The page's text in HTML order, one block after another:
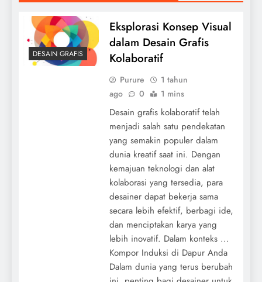
DESAIN GRAFIS
Eksplorasi Konsep Visual
dalam Desain Grafis
Kolaboratif
Purure
1 tahun
ago
0 1 mins
Desain grafis kolaboratif telah
menjadi salah satu pendekatan
yang semakin populer dalam
dunia kreatif saat ini. Dengan
kemajuan teknologi dan alat
kolaborasi yang tersedia, para
desainer dapat bekerja sama
secara lebih efektif, berbagi ide,
dan menciptakan karya yang
lebih inovatif. Dalam konteks ...
Kompor Induksi di Dapur Anda
Dalam dunia yang terus berubah